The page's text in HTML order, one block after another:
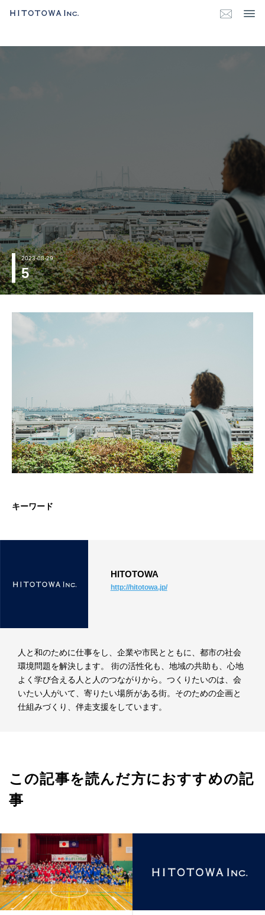
2023-08-29
5
キーワード
HITOTOWA
http://hitotowa.jp/
人と和のために仕事をし、企業や市民とともに、都市の社会
環境問題を解決します。 街の活性化も、地域の共助も、心地
よく学び合える人と人のつながりから。つくりたいのは、会
いたい人がいて、寄りたい場所がある街。そのための企画と
仕組みづくり、伴走支援をしています。
この記事を読んだ方におすすめの記
事